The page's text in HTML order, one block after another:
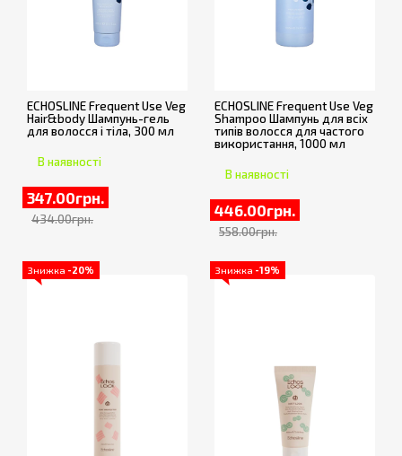
ECHOSLINE Frequent Use Veg
Hair&body Шампунь-гель
для волосся і тіла, 300 мл
В наявності
347.00грн.
434.00грн.
ECHOSLINE Frequent Use Veg
Shampoo Шампунь для всіх
типів волосся для частого
використання, 1000 мл
В наявності
446.00грн.
558.00грн.
Знижка -20% Знижка -19%